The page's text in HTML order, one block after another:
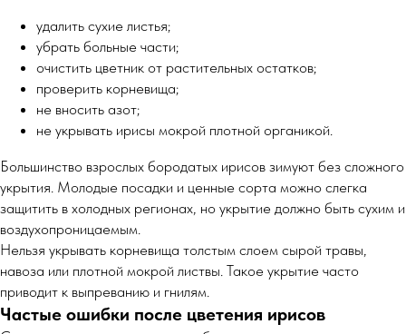
удалить сухие листья;
убрать больные части;
очистить цветник от растительных остатков;
проверить корневища;
не вносить азот;
не укрывать ирисы мокрой плотной органикой.
Большинство взрослых бородатых ирисов зимуют без сложного
укрытия. Молодые посадки и ценные сорта можно слегка
защитить в холодных регионах, но укрытие должно быть сухим и
воздухопроницаемым.
Нельзя укрывать корневища толстым слоем сырой травы,
навоза или плотной мокрой листвы. Такое укрытие часто
приводит к выпреванию и гнилям.
Частые ошибки после цветения ирисов